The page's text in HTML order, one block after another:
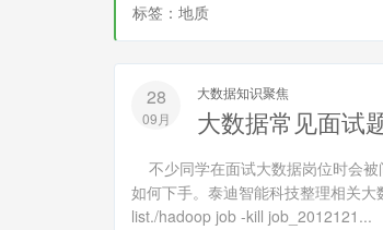
标签：地质
28
09月
大数据知识聚焦
大数据常见面试
不少同学在面试大数据岗位时会被
如何下手。泰迪智能科技整理相关
list./hadoop job -kill job_2012121...